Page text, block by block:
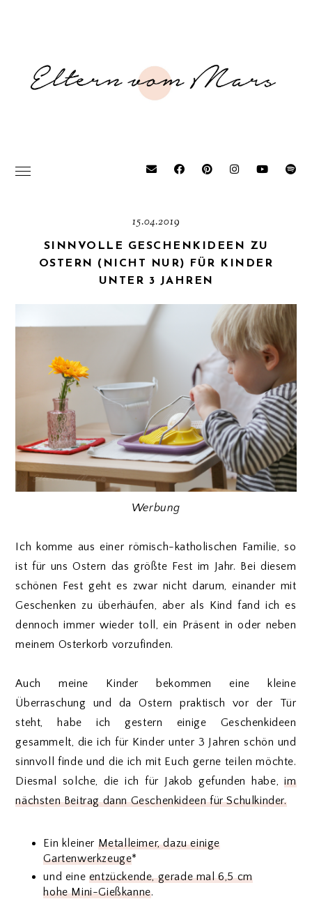
15.04.2019
SINNVOLLE GESCHENKIDEEN ZU
OSTERN (NICHT NUR) FÜR KINDER
UNTER 3 JAHREN
Werbung
Ich komme aus einer römisch-katholischen Familie, so
ist für uns Ostern das größte Fest im Jahr. Bei diesem
schönen Fest geht es zwar nicht darum, einander mit
Geschenken zu überhäufen, aber als Kind fand ich es
dennoch immer wieder toll, ein Präsent in oder neben
meinem Osterkorb vorzufinden.
Auch meine Kinder bekommen eine kleine
Überraschung und da Ostern praktisch vor der Tür
steht, habe ich gestern einige Geschenkideen
gesammelt, die ich für Kinder unter 3 Jahren schön und
sinnvoll finde und die ich mit Euch gerne teilen möchte.
Diesmal solche, die ich für Jakob gefunden habe,im
nächsten Beitrag dann Geschenkideen für Schulkinder.
Ein kleiner Metalleimer, dazu einige
Gartenwerkzeuge*
und eine entzückende, gerade mal 6,5 cm
hohe Mini-Gießkanne.